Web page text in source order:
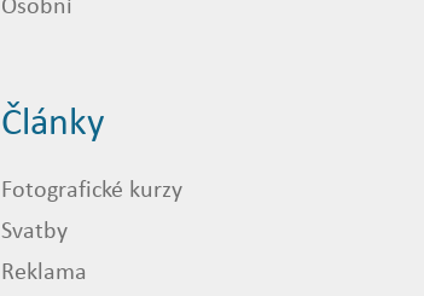
Články
Fotografické kurzy
Svatby
Reklama